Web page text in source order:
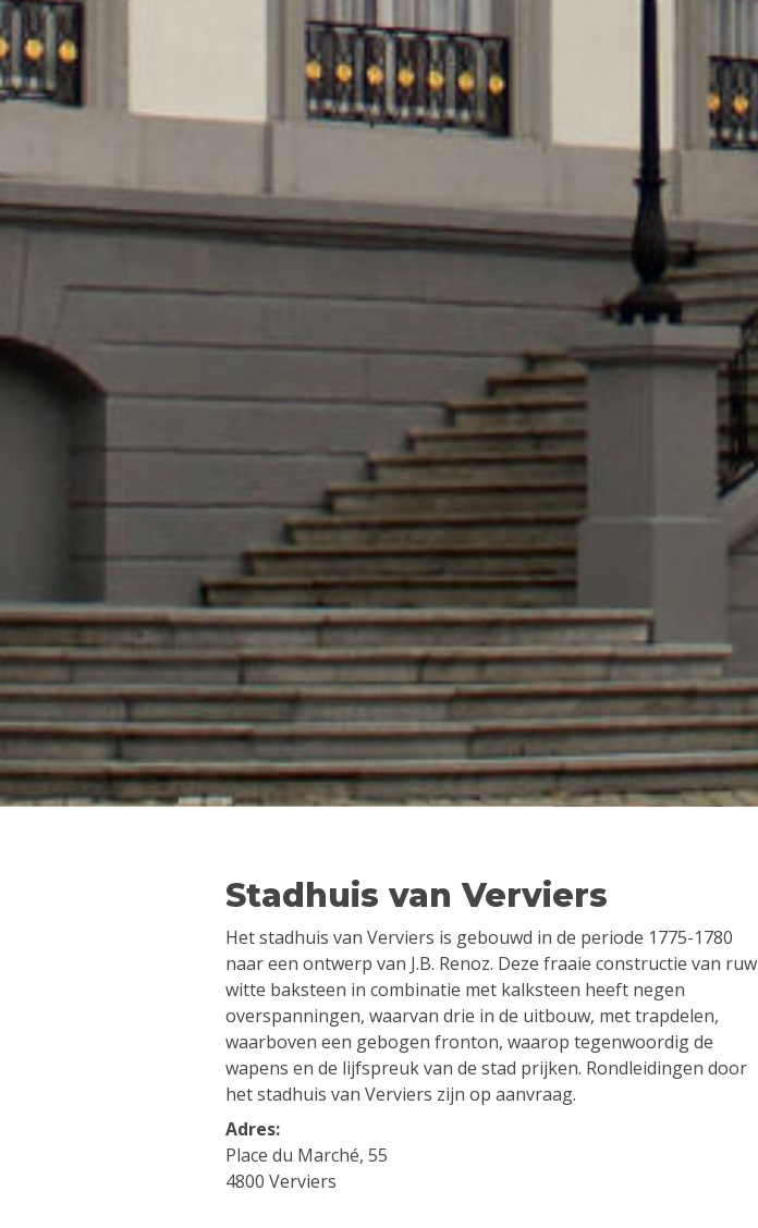
Stadhuis van Verviers
Het stadhuis van Verviers is gebouwd in de periode 1775-1780
naar een ontwerp van J.B. Renoz. Deze fraaie constructie van ruw
witte baksteen in combinatie met kalksteen heeft negen
overspanningen, waarvan drie in de uitbouw, met trapdelen,
waarboven een gebogen fronton, waarop tegenwoordig de
wapens en de lijfspreuk van de stad prijken. Rondleidingen door
het stadhuis van Verviers zijn op aanvraag.
Adres:
Place du Marché, 55
4800 Verviers